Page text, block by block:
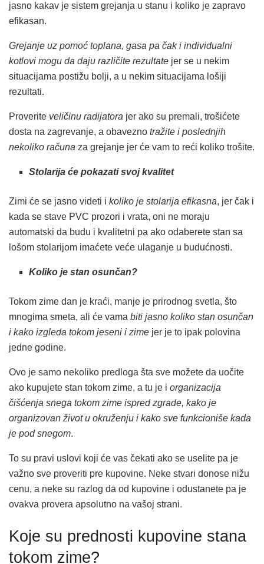
jasno kakav je sistem grejanja u stanu i koliko je zapravo
efikasan.
Grejanje uz pomoć toplana, gasa pa čak i individualni
kotlovi mogu da daju različite rezultate jer se u nekim
situacijama postižu bolji, a u nekim situacijama lošiji
rezultati.
Proverite veličinu radijatora jer ako su premali, trošićete
dosta na zagrevanje, a obavezno tražite i poslednjih
nekoliko računa za grejanje jer će vam to reći koliko trošite.
Stolarija će pokazati svoj kvalitet
Zimi će se jasno videti i koliko je stolarija efikasna, jer čak i
kada se stave PVC prozori i vrata, oni ne moraju
automatski da budu i kvalitetni pa ako odaberete stan sa
lošom stolarijom imaćete veće ulaganje u budućnosti.
Koliko je stan osunčan?
Tokom zime dan je kraći, manje je prirodnog svetla, što
mnogima smeta, ali će vama biti jasno koliko stan osunčan
i kako izgleda tokom jeseni i zime jer je to ipak polovina
jedne godine.
Ovo je samo nekoliko predloga šta sve možete da uočite
ako kupujete stan tokom zime, a tu je i organizacija
čišćenja snega tokom zime ispred zgrade, kako je
organizovan život u okruženju i kako sve funkcioniše kada
je pod snegom.
To su pravi uslovi koji će vas čekati ako se uselite pa je
važno sve proveriti pre kupovine. Neke stvari donose nižu
cenu, a neke su razlog da od kupovine i odustanete pa je
ovakva provera apsolutno na vašoj strani.
Koje su prednosti kupovine stana
tokom zime?